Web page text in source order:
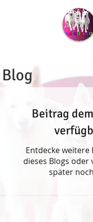
Blog
Beitrag
Entdecke weitere
dieses Blogs oder
später